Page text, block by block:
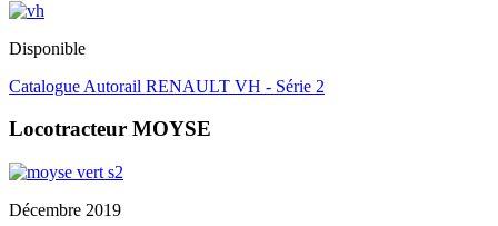
Disponible
Catalogue Autorail RENAULT VH - Série 2
Locotracteur MOYSE
Décembre 2019